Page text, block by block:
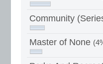
Community
Master of None